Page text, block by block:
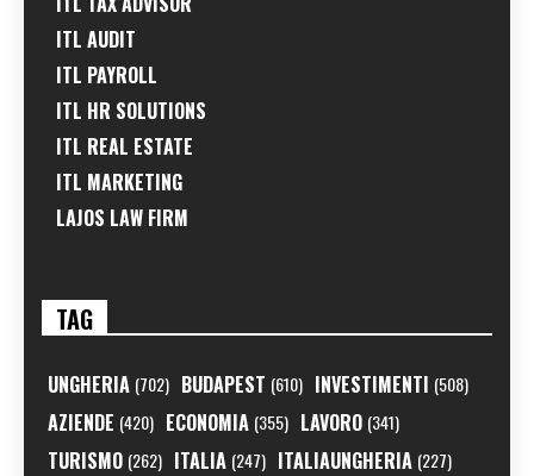
ITL AUDIT
ITL PAYROLL
ITL HR SOLUTIONS
ITL REAL ESTATE
ITL MARKETING
LAJOS LAW FIRM
TAG
UNGHERIA (702) BUDAPEST (610) INVESTIMENTI (508)
AZIENDE (420) ECONOMIA (355) LAVORO (341)
TURISMO (262) ITALIA (247) ITALIAUNGHERIA (227)